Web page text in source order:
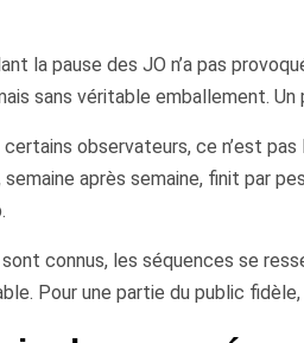
la pause des JO n’a pas
sans véritable emballement.
observateurs, ce n’est
après semaine, finit par
connus, les séquences se
Pour une partie du public